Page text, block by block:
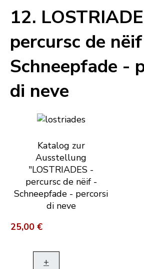
12.
percursc de
Schneepfade -
di neve
Katalog zur
Ausstellung
"LOSTRIADES -
percursc de nëif -
Schneepfade - percorsi
di neve
25,00 €
+